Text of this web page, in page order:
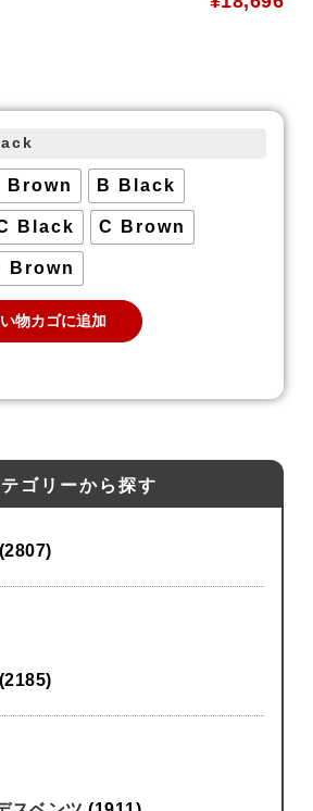
ゴリーから探す
(2807)
(2185)
Brown B Black
Black C Brown
Brown
物カゴに追加